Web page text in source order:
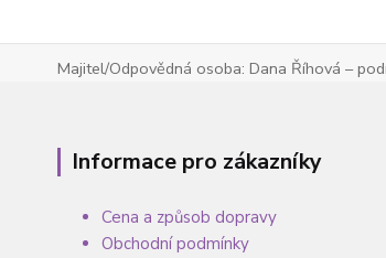
Majitel/Odpovědná osoba: Dana Říhová –
Informace pro zákazníky
Cena a způsob dopravy
Obchodní podmínky